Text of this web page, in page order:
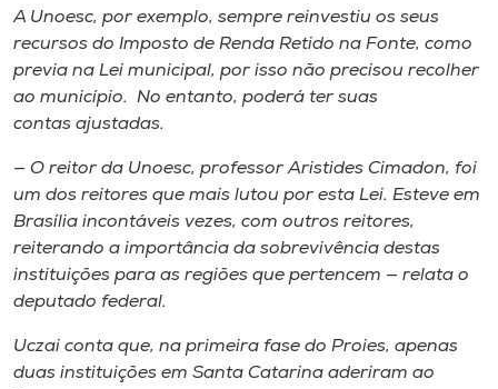
A Unoesc, por exemplo, sempre reinvestiu os seus
recursos do Imposto de Renda Retido na Fonte, como
previa na Lei municipal, por isso não precisou recolher
ao município. No entanto, poderá ter suas
contas ajustadas.
— O reitor da Unoesc, professor Aristides Cimadon, foi
um dos reitores que mais lutou por esta Lei. Esteve em
Brasília incontáveis vezes, com outros reitores,
reiterando a importância da sobrevivência destas
instituições para as regiões que pertencem — relata o
deputado federal.
Uczai conta que, na primeira fase do Proies, apenas
duas instituições em Santa Catarina aderiram ao